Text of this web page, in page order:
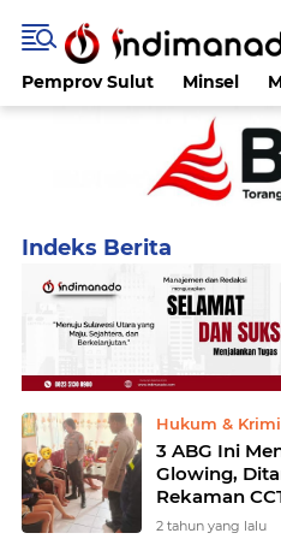
Pemprov Sulut Minsel
Hukum &
3 ABG Ini
Glowing,
Rekaman
Medsos
2 tahun yang lalu